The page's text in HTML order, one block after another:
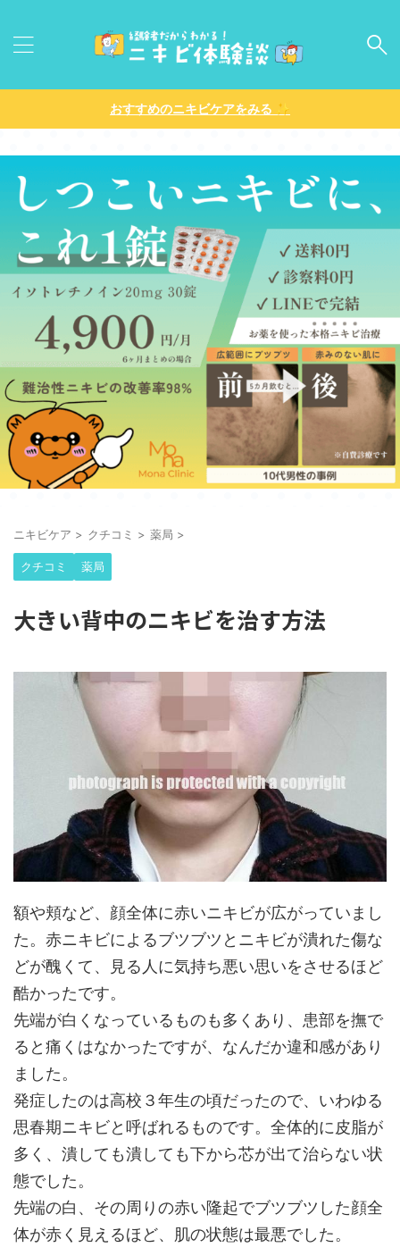
おすすめのニキビケアをみる ✨
ニキビケア > クチコミ > 薬局 >
クチコミ 薬局
大きい背中のニキビを治す方法
額や頬など、顔全体に赤いニキビが広がっていまし
た。赤ニキビによるブツブツとニキビが潰れた傷な
どが醜くて、見る人に気持ち悪い思いをさせるほど
酷かったです。
先端が白くなっているものも多くあり、患部を撫で
ると痛くはなかったですが、なんだか違和感があり
ました。
発症したのは高校３年生の頃だったので、いわゆる
思春期ニキビと呼ばれるものです。全体的に皮脂が
多く、潰しても潰しても下から芯が出て治らない状
態でした。
先端の白、その周りの赤い隆起でブツブツした顔全
体が赤く見えるほど、肌の状態は最悪でした。